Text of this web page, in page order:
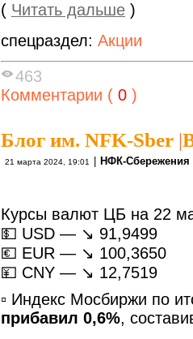
( Читать дальше )
спецраздел: Акции
463
Комментарии ( 0 )
Блог им. NFK-Sber |
21 марта 2024, 19:01 НФК-Сбережения
Курсы валют ЦБ на 22
💵 USD — ↘️ 91,9499
💶 EUR — ↘️ 100,3650
💴 CNY — ↘️ 12,7519
▫️ Индекс Мосбиржи по
прибавил 0,6%,